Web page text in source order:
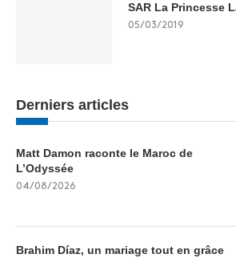
SAR La Princesse
05/03/2019
Derniers articles
Matt Damon raconte le Maroc de
L’Odyssée
04/08/2026
Brahim Díaz, un mariage tout en grâce